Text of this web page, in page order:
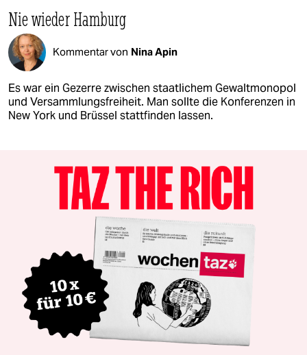
Nie wieder Hamburg
Kommentar von Nina Apin
Es war ein Gezerre zwischen staatlichem Gewaltmonopol
und Versammlungsfreiheit. Man sollte die Konferenzen in
New York und Brüssel stattfinden lassen.